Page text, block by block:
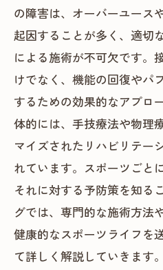
の障害は、オーバーユース
起因することが多く、適切
による施術が不可欠です。
けでなく、機能の回復やパ
するための効果的なアプロ
体的には、手技療法や物理
マイズされたリハビリテー
れています。スポーツごと
それに対する予防策を知る
グでは、専門的な施術方法
健康的なスポーツライフを
て詳しく解説していきます